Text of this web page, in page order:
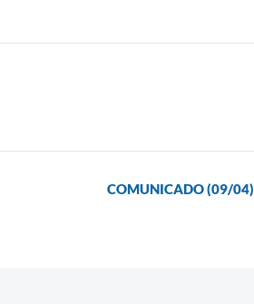
COMUNICADO (09/04)